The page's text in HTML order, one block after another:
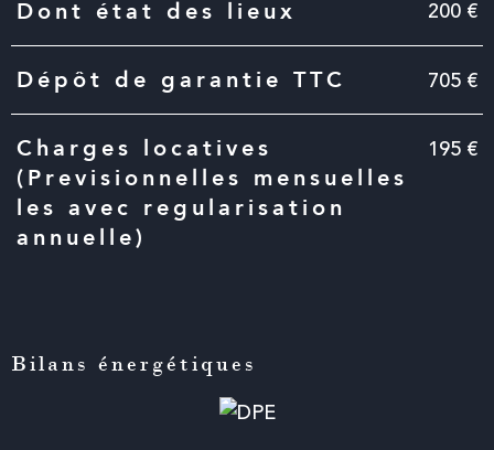
Dont état des lieux 200 €
Dépôt de garantie TTC 705 €
Charges locatives
(Previsionnelles mensuelles
les avec regularisation
annuelle)
195 €
Bilans énergétiques